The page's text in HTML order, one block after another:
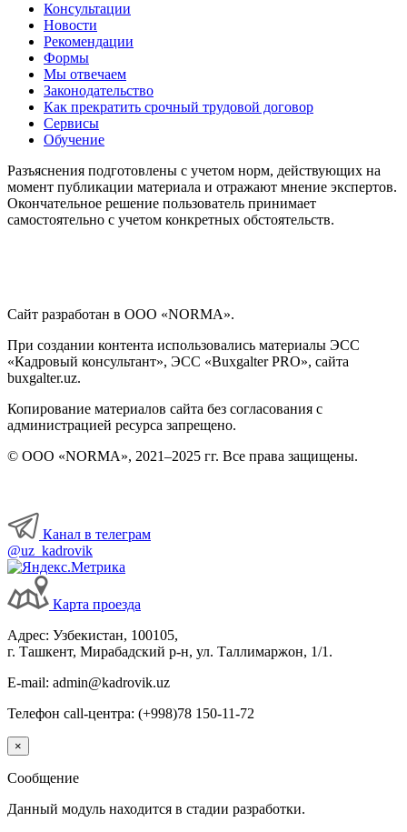
Консультации
Новости
Рекомендации
Формы
Мы отвечаем
Законодательство
Как прекратить срочный трудовой договор
Сервисы
Обучение
Разъяснения подготовлены с учетом норм, действующих на
момент публикации материала и отражают мнение экспертов.
Окончательное решение пользователь принимает
самостоятельно с учетом конкретных обстоятельств.
Сайт разработан в ООО «NORMA».
При создании контента использовались материалы ЭСС
«Кадровый консультант», ЭСС «Buxgalter PRO», сайта
buxgalter.uz.
Копирование материалов сайта без согласования с
администрацией ресурса запрещено.
© ООО «NORMA», 2021–2025 гг. Все права защищены.
Канал в телеграм
@uz_kadrovik
Карта проезда
Адрес: Узбекистан, 100105,
г. Ташкент, Мирабадский р-н, ул. Таллимаржон, 1/1.
E-mail: admin@kadrovik.uz
Телефон call-центра: (+998)78 150-11-72
×
Сообщение
Данный модуль находится в стадии разработки.